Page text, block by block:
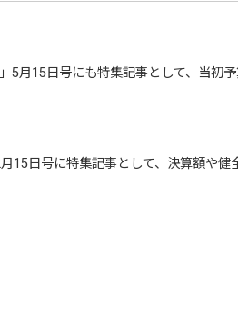
月15日号にも特集記事として、当初
日号に特集記事として、決算額や健